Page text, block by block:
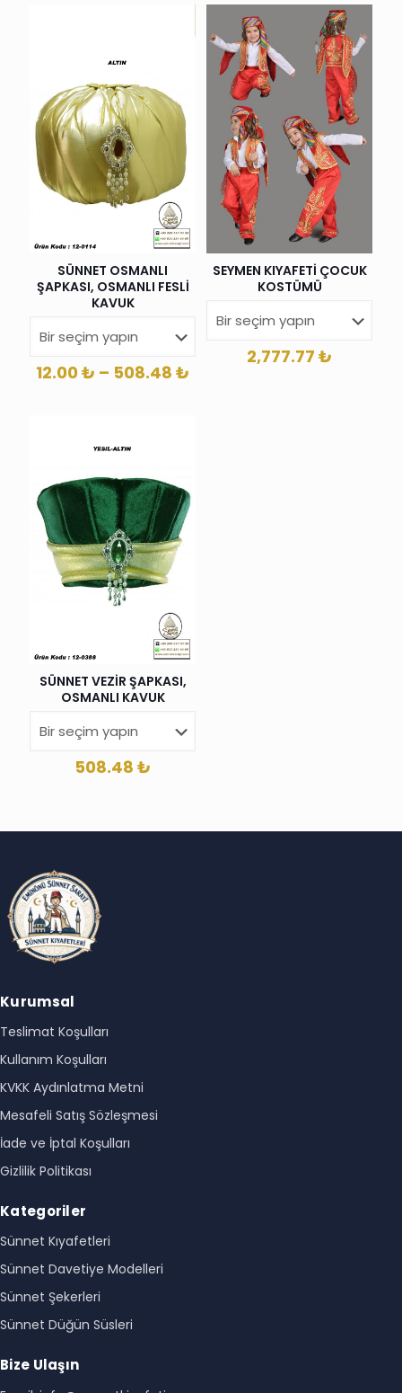
SÜNNET OSMANLI
ŞAPKASI, OSMANLI FESLİ
KAVUK
12.00₺ – 508.48 ₺
SEYMEN KIYAFETİ ÇOCUK
KOSTÜMÜ
2,777.77 ₺
SÜNNET VEZİR ŞAPKASI,
OSMANLI KAVUK
508.48 ₺
Kurumsal
Teslimat Koşulları
Kullanım Koşulları
KVKK Aydınlatma Metni
Mesafeli Satış Sözleşmesi
İade ve İptal Koşulları
Gizlilik Politikası
Kategoriler
Sünnet Kıyafetleri
Sünnet Davetiye Modelleri
Sünnet Şekerleri
Sünnet Düğün Süsleri
Bize Ulaşın